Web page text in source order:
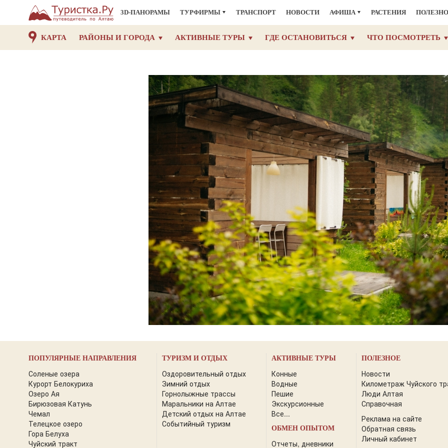
3D-ПАНОРАМЫ ТУРФИРМЫ ТРАНСПОРТ НОВОСТИ АФИША РАСТЕНИЯ
КАРТА РАЙОНЫ И ГОРОДА АКТИВНЫЕ ТУРЫ ГДЕ ОСТАНОВИТЬСЯ ЧТО ПОСМОТРЕТЬ
ПОПУЛЯРНЫЕ НАПРАВЛЕНИЯ
Соленые озера
Курорт Белокуриха
Озеро Ая
Бирюзовая Катунь
Чемал
Телецкое озеро
Гора Белуха
Чуйский тракт
ТУРИЗМ И ОТДЫХ
Оздоровительный отдых
Зимний отдых
Горнолыжные трассы
Маральники на Алтае
Детский отдых на Алтае
Событийный туризм
АКТИВНЫЕ ТУРЫ
Конные
Водные
Пешие
Экскурсионные
Все...
ОБМЕН ОПЫТОМ
Отчеты, дневники
ПОЛЕЗНОЕ
Новости
Километраж Чуйского
Люди Алтая
Справочная
Реклама на сайте
Обратная связь
Личный кабинет